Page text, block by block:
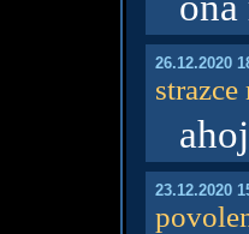
26.12.2020
strazce
23.12.2020